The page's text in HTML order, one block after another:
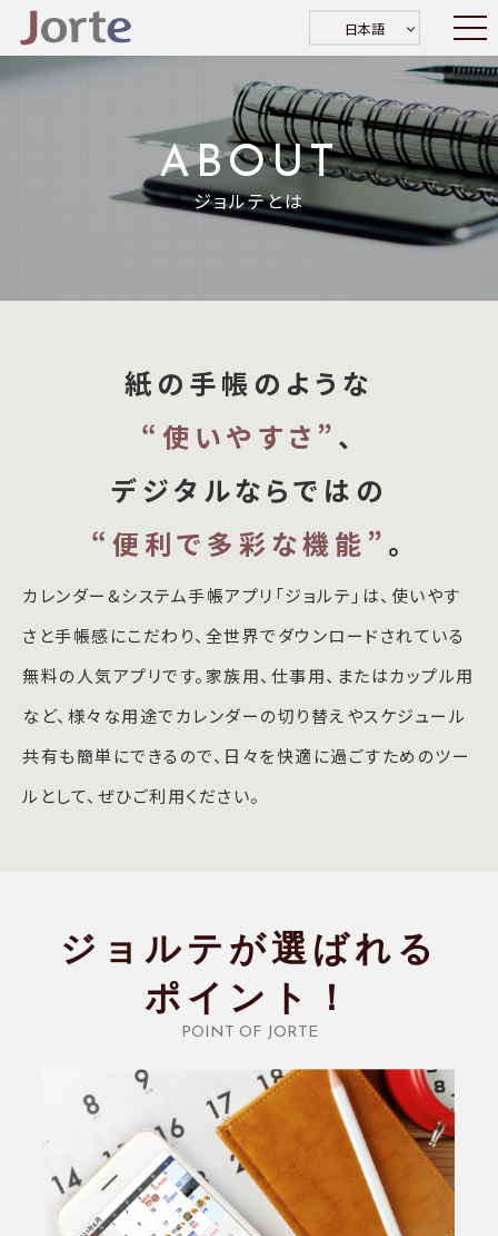
日本語
ABOUT
ジョルテとは
紙の手帳のような
“使いやすさ” 、
デジタルならではの
“便利で多彩な機能” 。
カレンダー&システム手帳アプリ「ジョルテ」は、使いやす
さと手帳感にこだわり、全世界でダウンロードされている
無料の人気アプリです。家族用、仕事用、またはカップル用
など、様々な用途でカレンダーの切り替えやスケジュール
共有も簡単にできるので、日々を快適に過ごすためのツー
ルとして、ぜひご利用ください。
ジョルテが選ばれる
ポイント！
POINT OF JORTE